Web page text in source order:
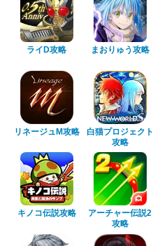
ライD攻略 まおりゅう攻略
リネージュM攻略
白猫プロジェクト
攻略
キノコ伝説攻略
アーチャー伝説2
攻略